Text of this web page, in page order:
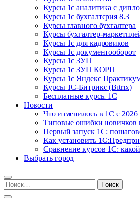
Курсы 1с аналитика с
Курсы 1с бухгалтерия 8.3
Курсы главного бухгалтера
Курсы бухгалтер-
Курсы 1с для кадровиков
Курсы 1с документооборот
Курсы 1с ЗУП
Курсы 1с ЗУП КОРП
Курсы 1с Яндекс
Курсы 1С-Битрикс (Bitrix)
Бесплатные курсы 1С
Новости
Что изменилось в 1С с 2026
Типовые ошибки новичков
Первый запуск 1С:
Как установить
Сравнение курсов 1С:
Выбрать город
Найти: